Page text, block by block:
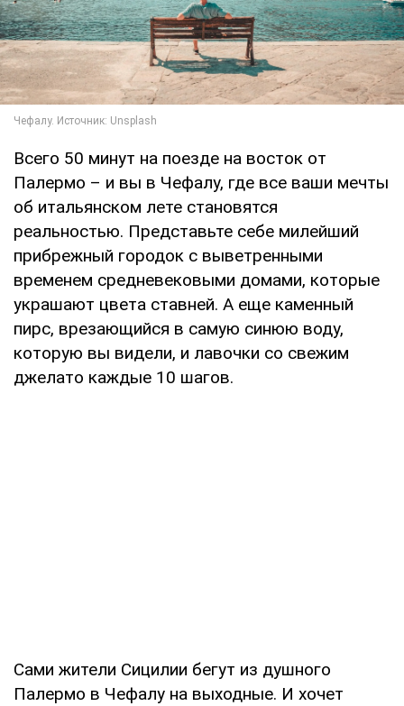
Всего 50 минут на поезде на восток от
Палермо – и вы в Чефалу, где все ваши мечты
об итальянском лете становятся
реальностью. Представьте себе милейший
прибрежный городок с выветренными
временем средневековыми домами, которые
украшают цвета ставней. А еще каменный
пирс, врезающийся в самую синюю воду,
которую вы видели, и лавочки со свежим
джелато каждые 10 шагов.
Сами жители Сицилии бегут из душного
Палермо в Чефалу на выходные. И хочет